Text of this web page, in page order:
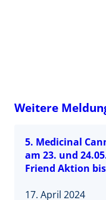
Weitere
5. Medicinal
am 23. und
Friend Aktion
17. April 2024